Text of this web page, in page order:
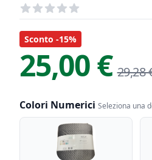
Recensioni
out of 5 stars
Informazioni Prodotto
Descrizione riassuntiva
Sconto -15%
25,00 € 29,28
Colori Numerici Seleziona una
Colori Numerici